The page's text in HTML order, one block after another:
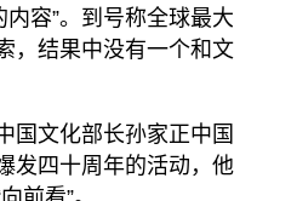
内容”。到号称全球最大
，结果中没有一个和文
国文化部长孙家正中国
发四十周年的活动，他